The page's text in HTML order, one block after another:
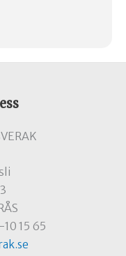
15 65